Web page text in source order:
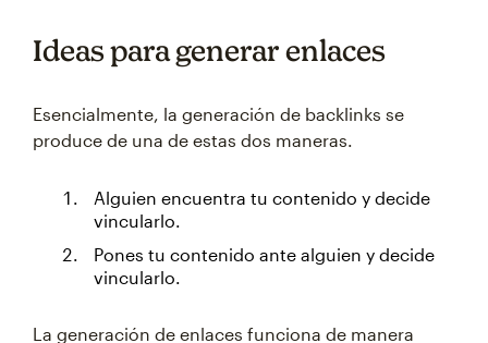
Ideas para generar enlaces
Esencialmente, la generación de backlinks se
produce de una de estas dos maneras.
Alguien encuentra tu contenido y decide
vincularlo.
Pones tu contenido ante alguien y decide
vincularlo.
La generación de enlaces funciona de manera